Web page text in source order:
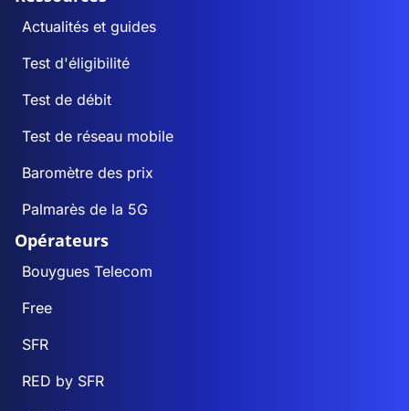
Actualités et guides
Test d'éligibilité
Test de débit
Test de réseau mobile
Baromètre des prix
Palmarès de la 5G
Opérateurs
Bouygues Telecom
Free
SFR
RED by SFR